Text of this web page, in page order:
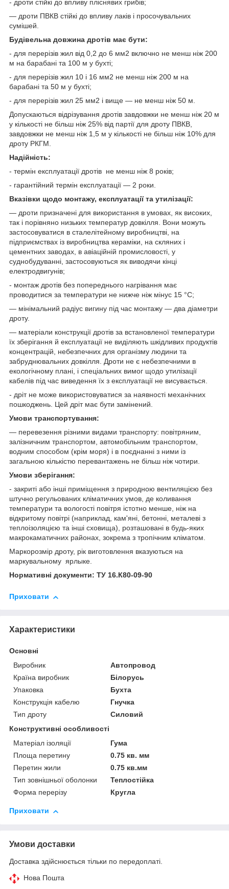
- дроти стійкі до впливу пліснявих грибів;
— дроти ПВКВ стійкі до впливу лаків і просочувальних
сумішей.
Будівельна довжина дротів має бути:
- для перерізів жил від 0,2 до 6 мм2 включно не менш ніж 200
м на барабані та 100 м у бухті;
- для перерізів жил 10 і 16 мм2 не менш ніж 200 м на
барабані та 50 м у бухті;
- для перерізів жил 25 мм2 і вище — не менш ніж 50 м.
Допускаються відрізування дротів завдовжки не менш ніж 20 м
у кількості не більш ніж 25% від партії для дроту ПВКВ,
завдовжки не менш ніж 1,5 м у кількості не більш ніж 10% для
дроту РКГМ.
Надійність:
- термін експлуатації дротів не менш ніж 8 років;
- гарантійний термін експлуатації — 2 роки.
Вказівки щодо монтажу, експлуатації та утилізації:
— дроти призначені для використання в умовах, як високих,
так і порівняно низьких температур довкілля. Вони можуть
застосовуватися в сталелітейному виробництві, на
підприємствах із виробництва кераміки, на скляних і
цементних заводах, в авіаційній промисловості, у
суднобудуванні, застосовуються як виводячи кінці
електродвигунів;
- монтаж дротів без попереднього нагрівання має
проводитися за температури не нижче ніж мінус 15 °C;
— мінімальний радіус вигину під час монтажу — два діаметри
дроту.
— матеріали конструкції дротів за встановленої температури
їх зберігання й експлуатації не виділяють шкідливих продуктів
концентрацій, небезпечних для організму людини та
забруднювальних довкілля. Дроти не є небезпечними в
екологічному плані, і спеціальних вимог щодо утилізації
кабелів під час виведення їх з експлуатації не висувається.
- дріт не може використовуватися за наявності механічних
пошкоджень. Цей дріт має бути замінений.
Умови транспортування:
— перевезення різними видами транспорту: повітряним,
залізничним транспортом, автомобільним транспортом,
водним способом (крім моря) і в поєднанні з ними із
загальною кількістю перевантажень не більш ніж чотири.
Умови зберігання:
- закриті або інші приміщення з природною вентиляцією без
штучно регульованих кліматичних умов, де коливання
температури та вологості повітря істотно менше, ніж на
відкритому повітрі (наприклад, кам'яні, бетонні, металеві з
теплоізоляцією та інші сховища), розташовані в будь-яких
макрокаматичних районах, зокрема з тропічним кліматом.
Маркорозмір дроту, рік виготовлення вказуються на
маркувальному ярлыке.
Нормативні документи: ТУ 16.К80-09-90
Приховати
Характеристики
Основні
Виробник
Автопровод
Країна виробник
Білорусь
Упаковка
Бухта
Конструкція кабелю
Гнучка
Тип дроту
Силовий
Конструктивні особливості
Матеріал ізоляції
Гума
Площа перетину
0.75 кв. мм
Перетин жили
0.75 кв.мм
Тип зовнішньої оболонки
Теплостійка
Форма перерізу
Кругла
Приховати
Умови доставки
Доставка здійснюється тільки по передоплаті.
Нова Пошта